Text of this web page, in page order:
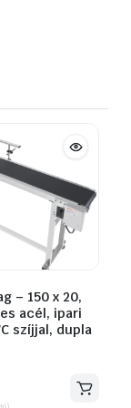
– 150 x 20,
acél, ipari
szíjjal, dupla